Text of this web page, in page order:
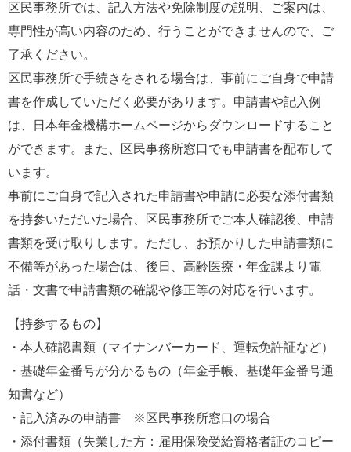
区民事務所では、記入方法や免除制度の説明、ご案内は、
専門性が高い内容のため、行うことができませんので、ご
了承ください。
区民事務所で手続きをされる場合は、事前にご自身で申請
書を作成していただく必要があります。申請書や記入例
は、日本年金機構ホームページからダウンロードすること
ができます。また、区民事務所窓口でも申請書を配布して
います。
事前にご自身で記入された申請書や申請に必要な添付書類
を持参いただいた場合、区民事務所でご本人確認後、申請
書類を受け取りします。ただし、お預かりした申請書類に
不備等があった場合は、後日、高齢医療・年金課より電
話・文書で申請書類の確認や修正等の対応を行います。
【持参するもの】
・本人確認書類（マイナンバーカード、運転免許証など）
・基礎年金番号が分かるもの（年金手帳、基礎年金番号通
知書など）
・記入済みの申請書　※区民事務所窓口の場合
・添付書類（失業した方：雇用保険受給資格者証のコピー